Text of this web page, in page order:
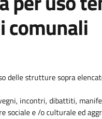
comunali
delle strutture sopra
incontri, dibattiti,
sociale e /o culturale ed